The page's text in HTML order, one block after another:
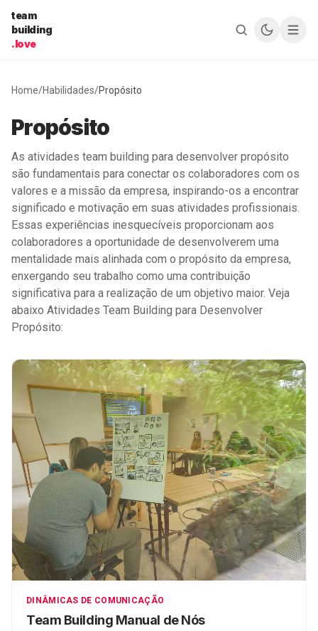
team
building
.love
Home/Habilidades/Propósito
Propósito
As atividades team building para desenvolver propósito
são fundamentais para conectar os colaboradores com os
valores e a missão da empresa, inspirando-os a encontrar
significado e motivação em suas atividades profissionais.
Essas experiências inesquecíveis proporcionam aos
colaboradores a oportunidade de desenvolverem uma
mentalidade mais alinhada com o propósito da empresa,
enxergando seu trabalho como uma contribuição
significativa para a realização de um objetivo maior. Veja
abaixo Atividades Team Building para Desenvolver
Propósito:
DINÂMICAS DE COMUNICAÇÃO
Team Building Manual de Nós